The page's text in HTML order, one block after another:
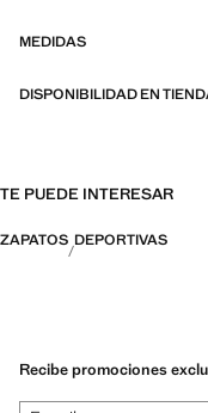
MEDIDAS
DISPONIBILIDAD EN
TE PUEDE INTERESAR
ZAPATOS DEPORTIVAS
Recibe promociones